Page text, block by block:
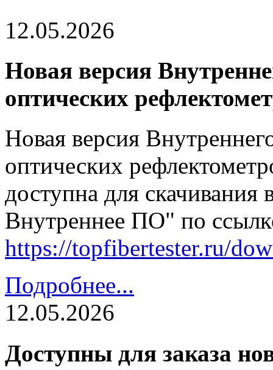
12.05.2026
Новая версия
оптических
Новая версия
оптических
доступна для
Внутреннее ПО" по
https://topfibertester.ru/
Подробнее...
12.05.2026
Доступны для заказа